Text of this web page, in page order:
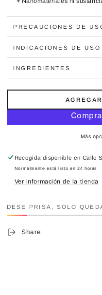
PRECAUCIONES DE
INDICACIONES DE USO
INGREDIENTES
Más
Recogida disponible en Calle
Normalmente está listo en 24 horas
Ver información de la tienda
DESE PRISA, SOLO
Share